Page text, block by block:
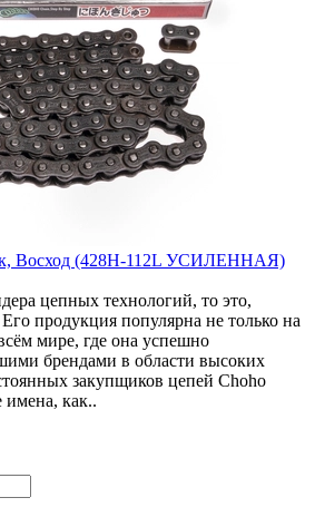
Восход (428H-112L УСИЛЕННАЯ)
цепных технологий, то это,
продукция популярна не только на
мире, где она успешно
брендами в области высоких
закупщиков цепей Choho
имена, как..